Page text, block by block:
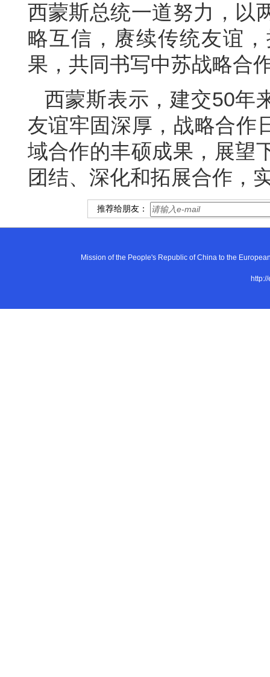
西蒙斯总统一道努力，以
略互信，赓续传统友谊
果，共同书写中苏战略合
西蒙斯表示，建交50年
友谊牢固深厚，战略合作
域合作的丰硕成果，展望
团结、深化和拓展合作，
推荐给朋友：
Mission of the People's Republic of China to the